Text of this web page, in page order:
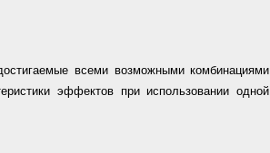
всеми возможными комбинациями
эффектов при использовании одной